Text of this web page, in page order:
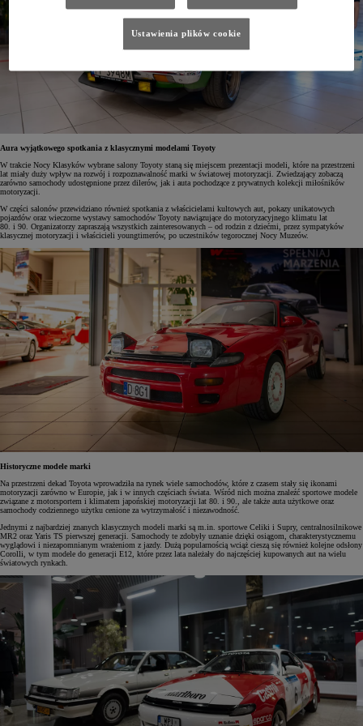
Aura wyjątkowego spotkania z klasycznymi modelami Toyoty
W trakcie Nocy Klasyków wybrane salony Toyoty staną się miejscem prezentacji modeli, które na przestrzeni
lat miały duży wpływ na rozwój i rozpoznawalność marki w światowej motoryzacji. Zwiedzający zobaczą
zarówno samochody udostępnione przez dilerów, jak i auta pochodzące z prywatnych kolekcji miłośników
motoryzacji.
W części salonów przewidziano również spotkania z właścicielami kultowych aut, pokazy unikatowych
pojazdów oraz wieczorne wystawy samochodów Toyoty nawiązujące do motoryzacyjnego klimatu lat
80. i 90. Organizatorzy zapraszają wszystkich zainteresowanych – od rodzin z dziećmi, przez sympatyków
klasycznej motoryzacji i właścicieli youngtimerów, po uczestników tegorocznej Nocy Muzeów.
Historyczne modele marki
Na przestrzeni dekad Toyota wprowadziła na rynek wiele samochodów, które z czasem stały się ikonami
motoryzacji zarówno w Europie, jak i w innych częściach świata. Wśród nich można znaleźć sportowe modele
związane z motorsportem i klimatem japońskiej motoryzacji lat 80. i 90., ale także auta użytkowe oraz
samochody codziennego użytku cenione za wytrzymałość i niezawodność.
Jednymi z najbardziej znanych klasycznych modeli marki są m.in. sportowe Celiki i Supry, centralnosilnikowe
MR2 oraz Yaris TS pierwszej generacji. Samochody te zdobyły uznanie dzięki osiągom, charakterystycznemu
wyglądowi i niezapomnianym wrażeniom z jazdy. Dużą popularnością wciąż cieszą się również kolejne odsłony
Corolli, w tym modele do generacji E12, które przez lata należały do najczęściej kupowanych aut na wielu
światowych rynkach.
Ustawienia plików cookie